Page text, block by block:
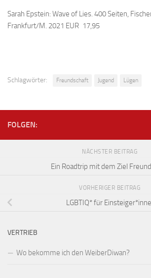
Sarah Epstein: Wave of Lies. 400 Seiten,
Frankfurt/M. 2021 EUR 17,95
Schlagwörter: Freundschaft Jugend Lügen
FOLGEN:
NÄCHSTER BEITRAG
Ein Roadtrip mit dem Ziel
VORHERIGER BEITRAG
LGBTIQ* für
VERTRIEB
Wo bekomme ich den WeiberDiwan?